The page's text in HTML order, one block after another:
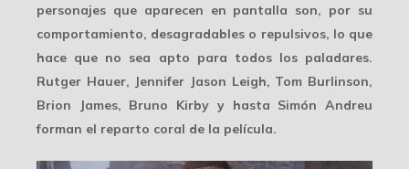
personajes que aparecen en pantalla son, por su
comportamiento, desagradables o repulsivos, lo que
hace que no sea apto para todos los paladares.
Rutger Hauer, Jennifer Jason Leigh, Tom Burlinson,
Brion James, Bruno Kirby y hasta Simón Andreu
forman el reparto coral de la película.